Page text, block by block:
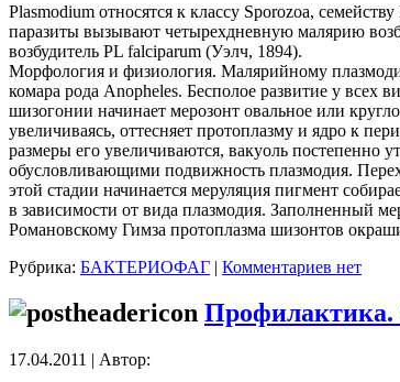
Plasmodium относятся к классу Sporozoa,
паразиты вызывают четырехдневную малярию
возбудитель PL falciparum (Уэлч, 1894).
Морфология и физиология. Малярийному
комара рода Anopheles. Бесполое развитие у
шизогонии начинает мерозонт овальное или
увеличиваясь, оттесняет протоплазму и ядро к
размеры его увеличиваются, вакуоль постепенно
обусловливающими подвижность плазмодия.
этой стадии начинается меруляция пигмент
в зависимости от вида плазмодия. Заполненный
Романовскому Гимза протоплазма шизонтов
Рубрика: БАКТЕРИОФАГ | Комментариев нет
Профилактика.
17.04.2011 | Автор: